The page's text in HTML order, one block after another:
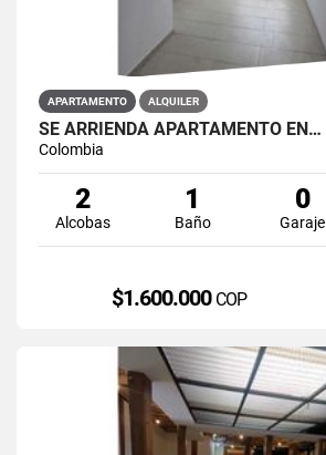
APARTAMENTO ALQUILER
SE ARRIENDA APARTAMENTO EN…
Colombia
2
Alcobas
1
Baño
0
Garaje
$1.600.000 COP